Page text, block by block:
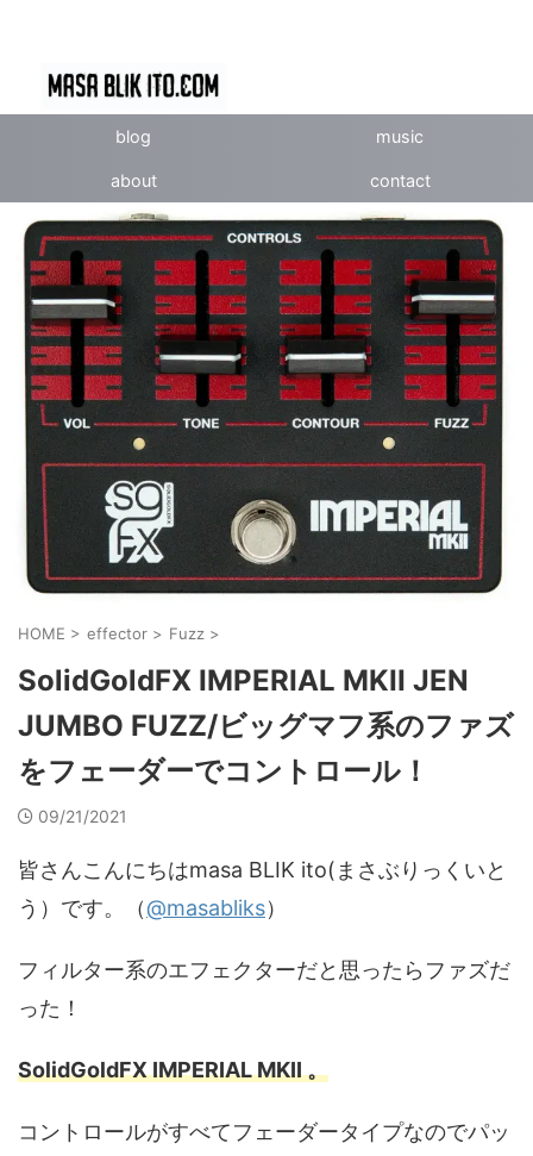
blog music
about contact
HOME > effector > Fuzz >
SolidGoldFX IMPERIAL MKII JEN
JUMBO FUZZ/ビッグマフ系のファズ
をフェーダーでコントロール！
09/21/2021
皆さんこんにちはmasa BLIK ito(まさぶりっくいと
う）です。（@masabliks）
フィルター系のエフェクターだと思ったらファズだ
った！
SolidGoldFX IMPERIAL MKII 。
コントロールがすべてフェーダータイプなのでパッ